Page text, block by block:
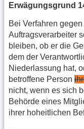
Erwägungsgrund
Bei Verfahren
Auftragsverarbeiter
bleiben, ob er die
dem der
Niederlassung hat,
betroffene Person
nicht, wenn es sich
Behörde eines
ihrer hoheitlichen